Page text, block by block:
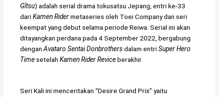
Gītsu) adalah serial drama tokusatsu Jepang, entri ke-33
dariKamen Ridermetaseries oleh Toei Company dan seri
keempat yang debut selama periode Reiwa. Serial ini akan
ditayangkan perdana pada 4 September 2022, bergabung
denganAvataro Sentai Donbrothersdalam entriSuper Hero
Time setelahKamen Rider Reviceberakhir.
Seri Kali ini menceritakan “Desire Grand Prix” yaitu